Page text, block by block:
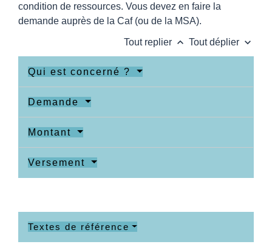
condition de ressources. Vous devez en faire la
demande auprès de la Caf (ou de la MSA).
Tout replier keyboard_arrow_up Tout déplier keyboard_arrow_down
Qui est concerné ?
Demande
Montant
Versement
Textes de référence